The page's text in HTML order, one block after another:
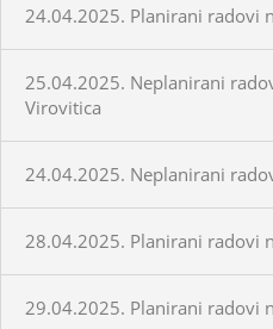
24.04.2025. Planirani radovi
25.04.2025. Neplanirani
Virovitica
24.04.2025. Neplanirani
28.04.2025. Planirani radovi
29.04.2025. Planirani radovi